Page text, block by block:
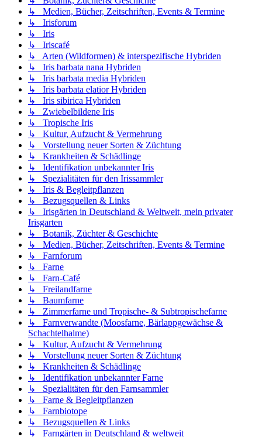
↳ Medien, Bücher, Zeitschriften, Events & Termine
↳ Irisforum
↳ Iris
↳ Iriscafé
↳ Arten (Wildformen) & interspezifische Hybriden
↳ Iris barbata nana Hybriden
↳ Iris barbata media Hybriden
↳ Iris barbata elatior Hybriden
↳ Iris sibirica Hybriden
↳ Zwiebelbildene Iris
↳ Tropische Iris
↳ Kultur, Aufzucht & Vermehrung
↳ Vorstellung neuer Sorten & Züchtung
↳ Krankheiten & Schädlinge
↳ Identifikation unbekannter Iris
↳ Spezialitäten für den Irissammler
↳ Iris & Begleitpflanzen
↳ Bezugsquellen & Links
↳ Irisgärten in Deutschland & Weltweit, mein privater
Irisgarten
↳ Botanik, Züchter & Geschichte
↳ Medien, Bücher, Zeitschriften, Events & Termine
↳ Farnforum
↳ Farne
↳ Farn-Café
↳ Freilandfarne
↳ Baumfarne
↳ Zimmerfarne und Tropische- & Subtropischefarne
↳ Farnverwandte (Moosfarne, Bärlappgewächse &
Schachtelhalme)
↳ Kultur, Aufzucht & Vermehrung
↳ Vorstellung neuer Sorten & Züchtung
↳ Krankheiten & Schädlinge
↳ Identifikation unbekannter Farne
↳ Spezialitäten für den Farnsammler
↳ Farne & Begleitpflanzen
↳ Farnbiotope
↳ Bezugsquellen & Links
↳ Farngärten in Deutschland & weltweit